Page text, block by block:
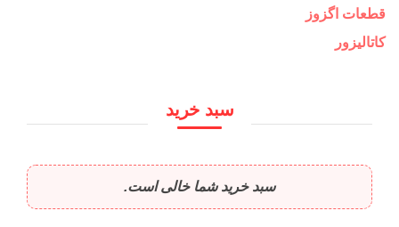
قطعات اگزوز
کاتالیزور
سبد خرید
سبد خرید شما خالی است.